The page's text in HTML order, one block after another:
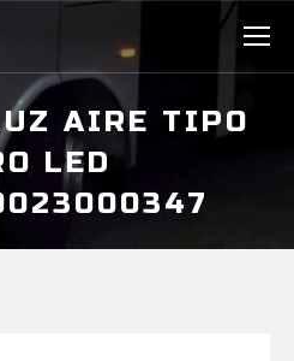
AIRE TIPO
LED